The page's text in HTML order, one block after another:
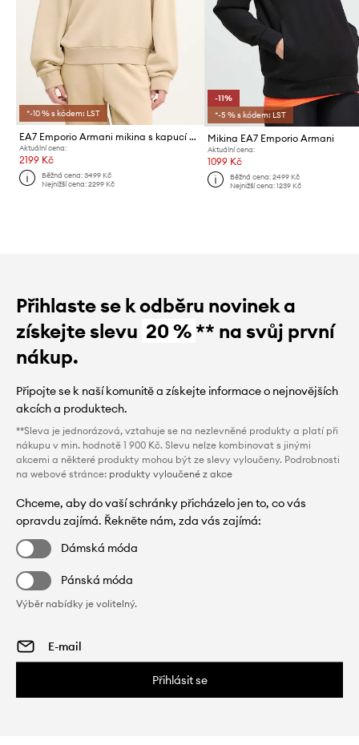
*-10 % s kódem: LST
EA7 Emporio Armani mikina s kapucí dámská bavlněná
Aktuální cena:
2199 Kč
Běžná cena:3499 Kč
Nejnižší cena:2299 Kč
-11%
*-5 % s kódem: LST
Mikina EA7 Emporio Armani
Aktuální cena:
1099 Kč
Běžná cena: 2499 Kč
Nejnižší cena: 1239 Kč
Přihlaste se k odběru novinek a
získejte slevu 20 %** na svůj první
nákup.
Připojte se k naší komunitě a získejte informace o nejnovějších
akcích a produktech.
**Sleva je jednorázová, vztahuje se na nezlevněné produkty a platí při
nákupu v min. hodnotě 1 900 Kč. Slevu nelze kombinovat s jinými
akcemi a některé produkty mohou být ze slevy vyloučeny. Podrobnosti
na webové stránce: produkty vyloučené z akce
Chceme, aby do vaší schránky přicházelo jen to, co vás
opravdu zajímá. Řekněte nám, zda vás zajímá:
Dámská móda
Pánská móda
Výběr nabídky je volitelný.
Přihlásit se